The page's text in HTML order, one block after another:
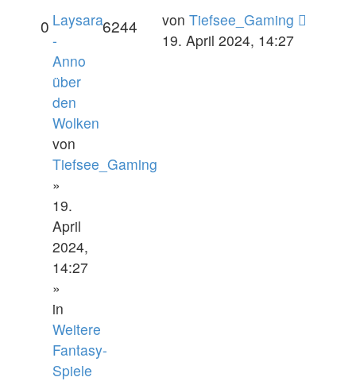
Laysara
-
Anno
über
den
Wolken
von
Tiefsee_Gaming
»
19.
April
2024,
14:27
»
in
Weitere
Fantasy-
Spiele
0 6244 von Tiefsee_Gaming
19. April 2024, 14:27